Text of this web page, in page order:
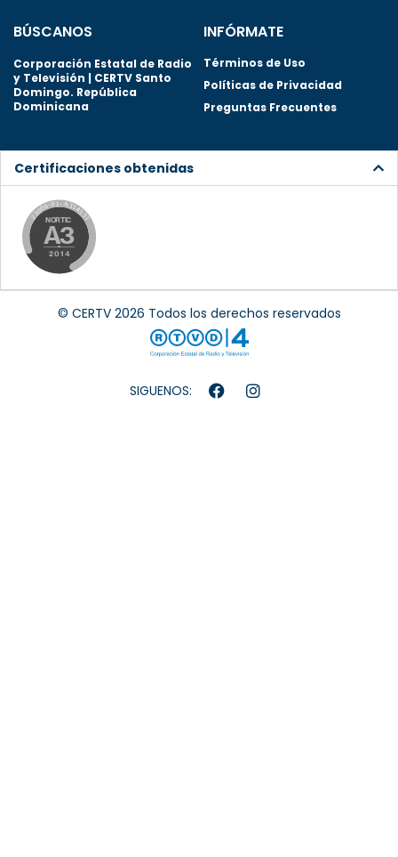
BÚSCANOS
Corporación Estatal de Radio
y Televisión | CERTV Santo
Domingo. República
Dominicana
INFÓRMATE
Términos de Uso
Políticas de Privacidad
Preguntas Frecuentes
Certificaciones obtenidas
© CERTV 2026 Todos los derechos reservados
SIGUENOS: